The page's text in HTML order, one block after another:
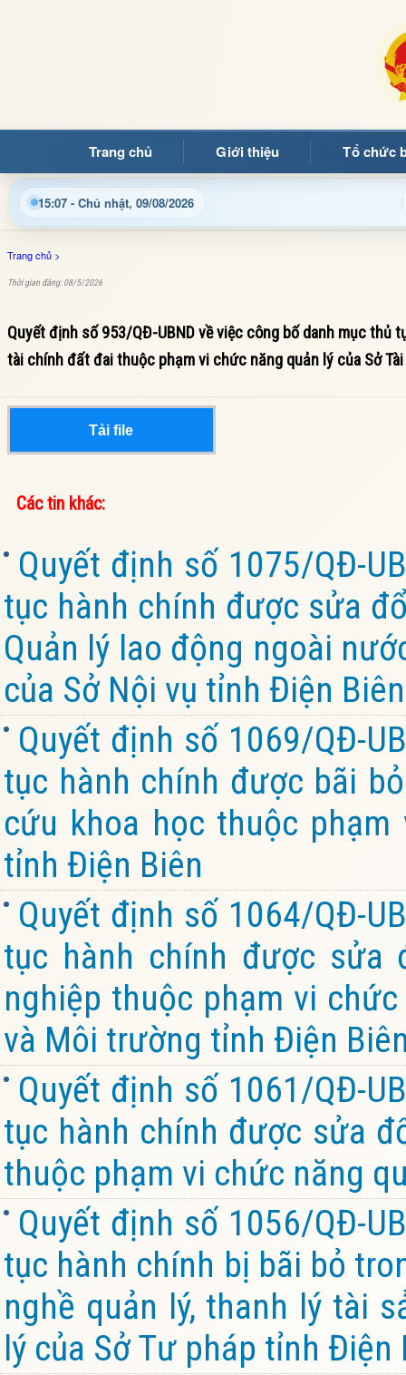
Trang chủ Giới thiệu Tổ chức
15:07 - Chủ nhật, 09/08/2026
với Trang thông tin điện tử xã Mường Ảng Cập
Trang chủ >
Thời gian đăng: 08/5/2026
Quyết định số 953/QĐ-UBND về việc công bố danh mục thủ
tài chính đất đai thuộc phạm vi chức năng quản lý của Sở
Tải file
Các tin khác:
Quyết định số 1075/QĐ-
tục hành chính được sửa
Quản lý lao động ngoài
của Sở Nội vụ tỉnh Điện Biên
Quyết định số 1069/QĐ-
tục hành chính được bãi
cứu khoa học thuộc
tỉnh Điện Biên
Quyết định số 1064/QĐ-
tục hành chính được sửa
nghiệp thuộc phạm vi
và Môi trường tỉnh Điện
Quyết định số 1061/QĐ-
tục hành chính được sửa
thuộc phạm vi chức năng
Quyết định số 1056/QĐ-
tục hành chính bị bãi bỏ
nghề quản lý, thanh lý tài
lý của Sở Tư pháp tỉnh Điện